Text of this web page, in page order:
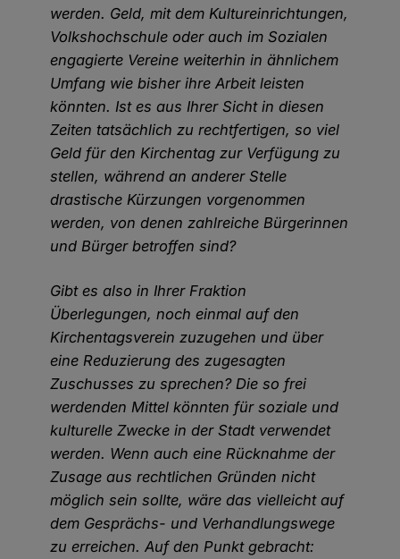
werden. Geld, mit dem Kultureinrichtungen,
Volkshochschule oder auch im Sozialen
engagierte Vereine weiterhin in ähnlichem
Umfang wie bisher ihre Arbeit leisten
könnten. Ist es aus Ihrer Sicht in diesen
Zeiten tatsächlich zu rechtfertigen, so viel
Geld für den Kirchentag zur Verfügung zu
stellen, während an anderer Stelle
drastische Kürzungen vorgenommen
werden, von denen zahlreiche Bürgerinnen
und Bürger betroffen sind?
Gibt es also in Ihrer Fraktion
Überlegungen, noch einmal auf den
Kirchentagsverein zuzugehen und über
eine Reduzierung des zugesagten
Zuschusses zu sprechen? Die so frei
werdenden Mittel könnten für soziale und
kulturelle Zwecke in der Stadt verwendet
werden. Wenn auch eine Rücknahme der
Zusage aus rechtlichen Gründen nicht
möglich sein sollte, wäre das vielleicht auf
dem Gesprächs- und Verhandlungswege
zu erreichen. Auf den Punkt gebracht: